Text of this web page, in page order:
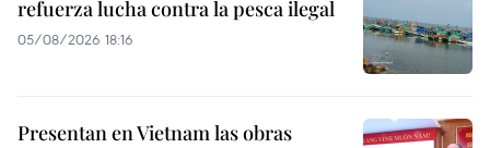
refuerza lucha contra la pesca ilegal
05/08/2026 18:16
Presentan en Vietnam las obras